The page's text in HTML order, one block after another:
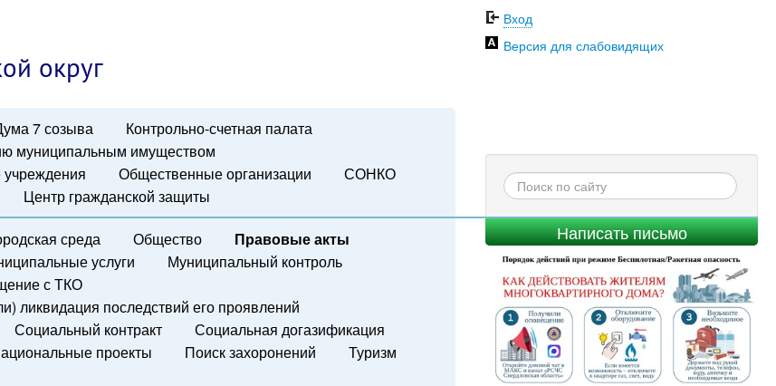
округ
7 созыва
Контрольно-счетная палата
муниципальным имуществом
Общественные организации
СОНКО
Центр гражданской защиты
Вход
Версия для слабовидящих
Написать письмо
среда Общество
Правовые акты
услуги
Муниципальный контроль
с ТКО
ликвидация последствий его проявлений
Социальный контракт
Социальная догазификация
проекты Поиск захоронений
Туризм